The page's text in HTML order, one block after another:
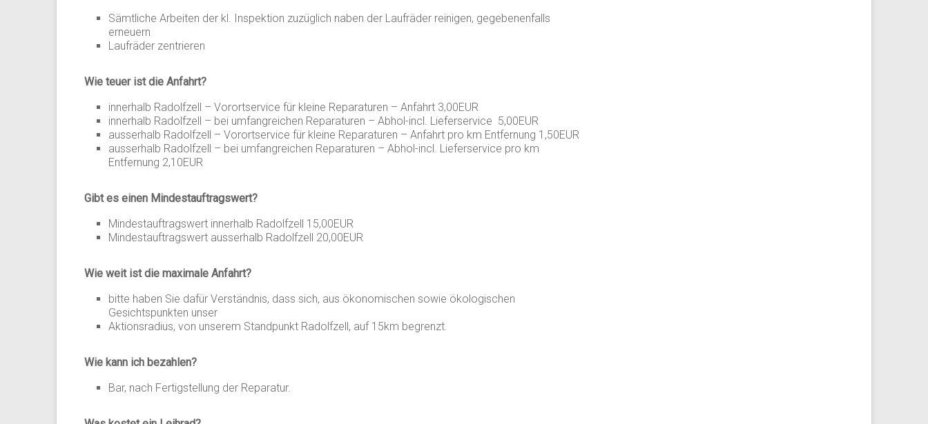
Sämtliche Arbeiten der kl. Inspektion zuzüglich naben der Laufräder reinigen, gegebenenfalls
erneuern
Laufräder zentrieren
Wie teuer ist die Anfahrt?
innerhalb Radolfzell – Vorortservice für kleine Reparaturen – Anfahrt 3,00EUR
innerhalb Radolfzell – bei umfangreichen Reparaturen – Abhol-incl. Lieferservice 5,00EUR
ausserhalb Radolfzell – Vorortservice für kleine Reparaturen – Anfahrt pro km Entfernung 1,50EUR
ausserhalb Radolfzell – bei umfangreichen Reparaturen – Abhol-incl. Lieferservice pro km
Entfernung 2,10EUR
Gibt es einen Mindestauftragswert?
Mindestauftragswert innerhalb Radolfzell 15,00EUR
Mindestauftragswert ausserhalb Radolfzell 20,00EUR
Wie weit ist die maximale Anfahrt?
bitte haben Sie dafür Verständnis, dass sich, aus ökonomischen sowie ökologischen
Gesichtspunkten unser
Aktionsradius, von unserem Standpunkt Radolfzell, auf 15km begrenzt.
Wie kann ich bezahlen?
Bar, nach Fertigstellung der Reparatur.